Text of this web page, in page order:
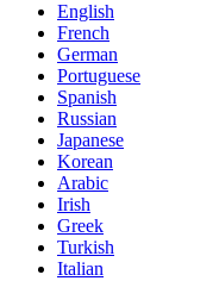
English
French
German
Portuguese
Spanish
Russian
Japanese
Korean
Arabic
Irish
Greek
Turkish
Italian